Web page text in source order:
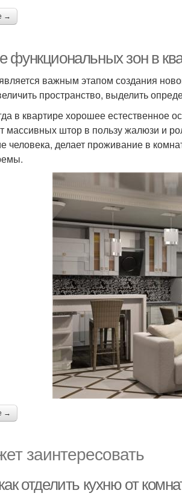
→
функциональных зон в
важным этапом создания
пространство, выделить
в квартире хорошее естественное
массивных штор в пользу жалюзи и
человека, делает проживание в
→
заинтересовать
отделить кухню от